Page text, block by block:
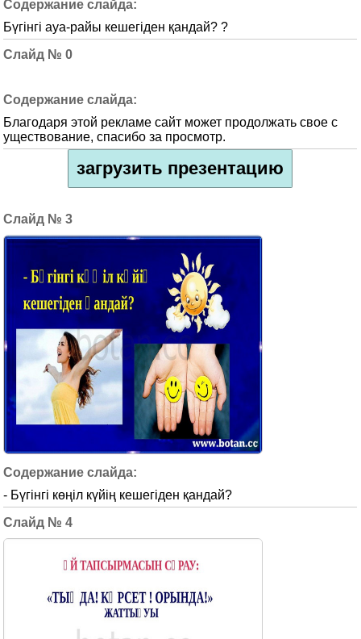
Бүгінгі ауа-райы кешегіден қандай? ?
0
Благодаря этой рекламе сайт может продолжать свое с
уществование, спасибо за просмотр.
загрузить презентацию
3
- Бүгінгі көңіл күйің кешегіден қандай?
4